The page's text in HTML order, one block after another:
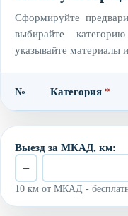
Сформируйте
выбирайте
указывайте материалы
№ Категория *
Выезд за МКАД, км:
−
10 км от МКАД -